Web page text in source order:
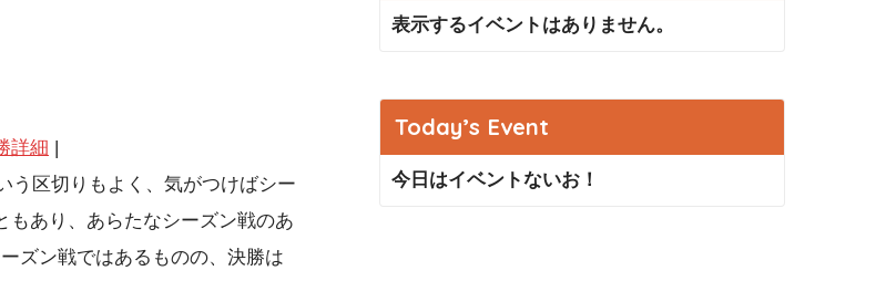
詳細 |
う区切りもよく、気がつけばシー
もあり、あらたなシーズン戦のあ
ズン戦ではあるものの、決勝は
表示するイベントはありません。
Today’s Event
今日はイベントないお！